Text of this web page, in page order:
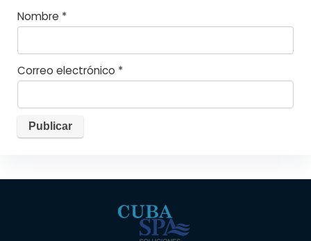
Nombre *
Correo electrónico *